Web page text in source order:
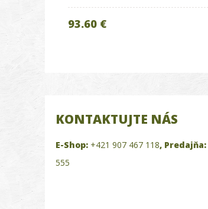
93.60 €
KONTAKTUJTE NÁS
E-Shop: +421 907 467 118, Predajňa:
555